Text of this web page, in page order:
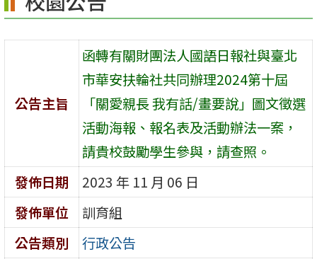
公告主旨
函轉有關財團法人國語日報社與臺北
市華安扶輪社共同辦理2024第十屆
「關愛親長 我有話/畫要說」圖文徵選
活動海報、報名表及活動辦法一案，
請貴校鼓勵學生參與，請查照。
發佈日期
2023 年 11 月 06 日
發佈單位
訓育組
公告類別
行政公告